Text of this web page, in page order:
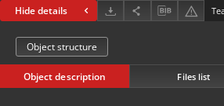
Hide details
Object structure
Object description Files list